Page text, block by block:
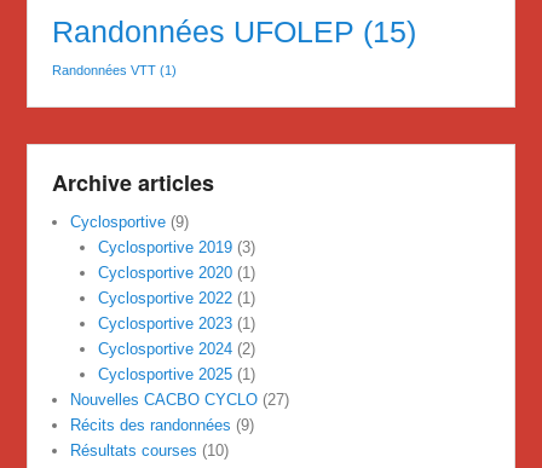
Randonnées UFOLEP (15)
Randonnées VTT (1)
Archive articles
Cyclosportive (9)
Cyclosportive 2019(3)
Cyclosportive 2020(1)
Cyclosportive 2022(1)
Cyclosportive 2023(1)
Cyclosportive 2024(2)
Cyclosportive 2025(1)
Nouvelles CACBO CYCLO (27)
Récits des randonnées (9)
Résultats courses (10)